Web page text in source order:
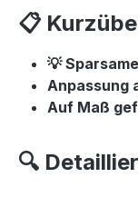
📋
💡
Anpassung
Auf Maß
🔍